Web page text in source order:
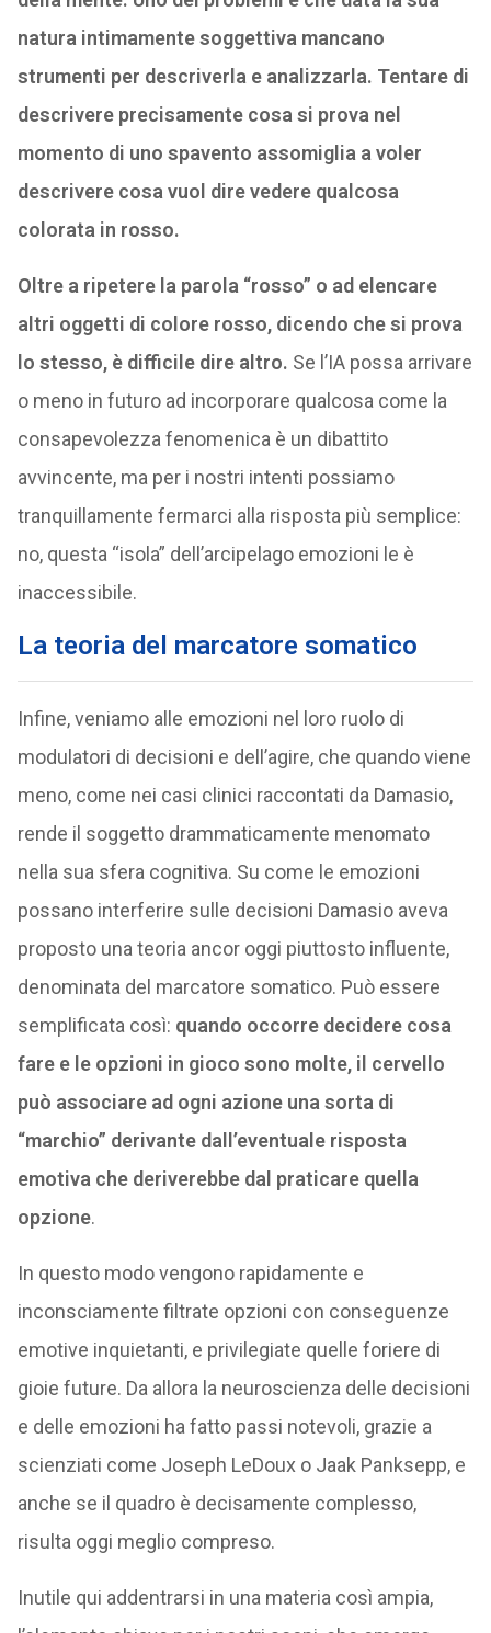
natura intimamente soggettiva mancano
strumenti per descriverla e analizzarla. Tentare di
descrivere precisamente cosa si prova nel
momento di uno spavento assomiglia a voler
descrivere cosa vuol dire vedere qualcosa
colorata in rosso.
Oltre a ripetere la parola “rosso” o ad elencare
altri oggetti di colore rosso, dicendo che si prova
lo stesso, è difficile dire altro. Se l’IA possa arrivare
o meno in futuro ad incorporare qualcosa come la
consapevolezza fenomenica è un dibattito
avvincente, ma per i nostri intenti possiamo
tranquillamente fermarci alla risposta più semplice:
no, questa “isola” dell’arcipelago emozioni le è
inaccessibile.
La teoria del marcatore somatico
Infine, veniamo alle emozioni nel loro ruolo di
modulatori di decisioni e dell’agire, che quando viene
meno, come nei casi clinici raccontati da Damasio,
rende il soggetto drammaticamente menomato
nella sua sfera cognitiva. Su come le emozioni
possano interferire sulle decisioni Damasio aveva
proposto una teoria ancor oggi piuttosto influente,
denominata del marcatore somatico. Può essere
semplificata così: quando occorre decidere cosa
fare e le opzioni in gioco sono molte, il cervello
può associare ad ogni azione una sorta di
“marchio” derivante dall’eventuale risposta
emotiva che deriverebbe dal praticare quella
opzione.
In questo modo vengono rapidamente e
inconsciamente filtrate opzioni con conseguenze
emotive inquietanti, e privilegiate quelle foriere di
gioie future. Da allora la neuroscienza delle decisioni
e delle emozioni ha fatto passi notevoli, grazie a
scienziati come Joseph LeDoux o Jaak Panksepp, e
anche se il quadro è decisamente complesso,
risulta oggi meglio compreso.
Inutile qui addentrarsi in una materia così ampia,